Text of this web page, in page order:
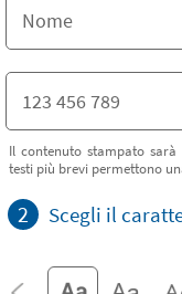
Il contenuto stampato
testi più brevi permettono
2 Scegli il